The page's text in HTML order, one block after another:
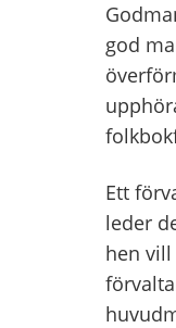
god
Ett
leder
hen